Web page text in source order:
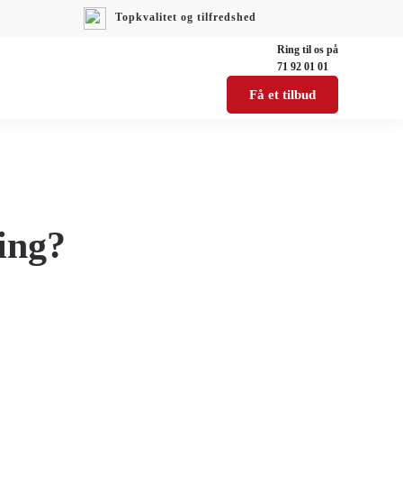
Ring til os på
71 92 01 01
Få et tilbud
Topkvalitet og tilfredshed